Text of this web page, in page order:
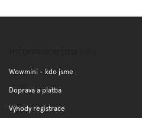
Wowmini - kdo jsme
Doprava a platba
Výhody registrace